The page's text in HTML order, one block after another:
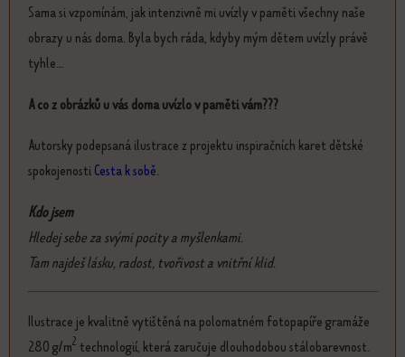
Sama si vzpomínám, jak intenzivně mi uvízly v paměti všechny naše
obrazy u nás doma. Byla bych ráda, kdyby mým dětem uvízly právě
tyhle...
A co z obrázků u vás doma uvízlo v paměti vám???
Autorsky podepsaná ilustrace z projektu inspiračních karet dětské
spokojenostiCesta k sobě.
Kdo jsem
Hledej sebe za svými pocity a myšlenkami.
Tam najdeš lásku, radost, tvořivost a vnitřní klid.
Ilustrace je kvalitně vytištěná na polomatném fotopapíře gramáže
280 g/m2 technologií, která zaručuje dlouhodobou stálobarevnost.